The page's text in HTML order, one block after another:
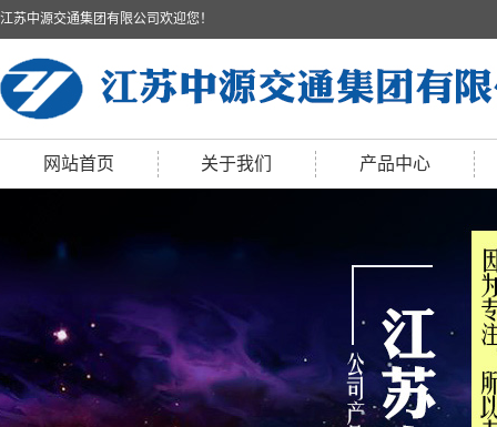
江苏中源交通集团有限公司欢迎您！
网站首页 关于我们 产品中心